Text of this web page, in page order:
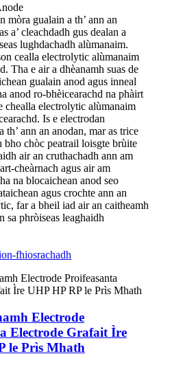
mòra gualain a th’ ann an
a’ cleachdadh gus dealan a
lughdachadh alùmanaim.
cealla electrolytic alùmanaim
Tha e air a dhèanamh suas de
gualain anod agus inneal
anod ro-bhèicearachd na phàirt
chealla electrolytic alùmanaim
Is e electrodan
th’ ann an anodan, mar as trice
bho chòc peatrail loisgte brùite
air an cruthachadh ann am
cheàrnach agus air am
na blocaichean anod seo
agus crochte ann an
far a bheil iad air an caitheamh
sa phròiseas leaghaidh
fhiosrachadh
Electrode
Electrode Grafait Ìre
le Prìs Mhath